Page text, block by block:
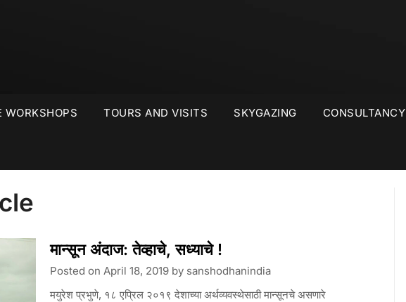
WORKSHOPS TOURS AND VISITS SKYGAZING CONSULTANCY
मान्सून अंदाज: तेव्हाचे, सध्याचे !
Posted on April 18, 2019by sanshodhanindia
मयुरेश प्रभुणे, १८ एप्रिल २०१९ देशाच्या अर्थव्यवस्थेसाठी मान्सूनचे असणारे